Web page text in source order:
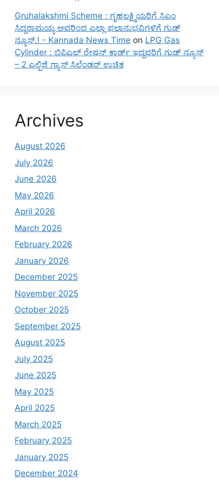
Gruhalakshmi Scheme : ಗೃಹಲಕ್ಷ್ಮಿಯರಿಗೆ ಸಿಎಂ
ಸಿದ್ದರಾಮಯ್ಯ ಅವರಿಂದ ಎಲ್ಲಾ ಫಲಾನುಭವಿಗಳಿಗೆ ಗುಡ್
ನ್ಯೂಸ್.! - Kannada News Time on LPG Gas
Cylinder : ಬಿಪಿಎಲ್ ರೇಷನ್ ಕಾರ್ಡ್ ಇದ್ದವರಿಗೆ ಗುಡ್ ನ್ಯೂಸ್
– 2 ಎಲ್ಪಿಜಿ ಗ್ಯಾಸ್ ಸಿಲೆಂಡರ್ ಉಚಿತ
Archives
August 2026
July 2026
June 2026
May 2026
April 2026
March 2026
February 2026
January 2026
December 2025
November 2025
October 2025
September 2025
August 2025
July 2025
June 2025
May 2025
April 2025
March 2025
February 2025
January 2025
December 2024